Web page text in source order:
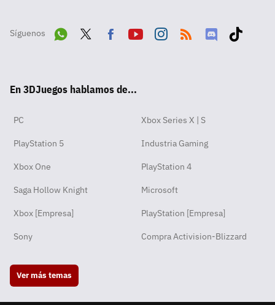
Síguenos
pp
ok
En 3DJuegos hablamos de...
PC Xbox Series X | S
PlayStation 5 Industria Gaming
Xbox One PlayStation 4
Saga Hollow Knight Microsoft
Xbox [Empresa] PlayStation [Empresa]
Sony Compra Activision-Blizzard
Ver más temas